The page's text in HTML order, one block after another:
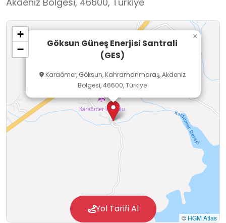
yetkililerinin rehberliğinde, panele yaklaşmadan
uzaktan gözlem yoluyla fotovoltaik sistemlerin
çalışma prensibini ve temiz enerjinin önemini
yerinde inceleyebilirler.
Göksun Güneş Enerjisi Santrali
(GES)
Karaömer, Göksun, Kahramanmaraş, Akdeniz
Bölgesi, 46600, Türkiye
×
+
−
© HGM Atlas
Yol Tarifi Al